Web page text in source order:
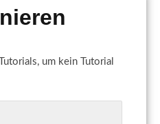
um kein Tutorial